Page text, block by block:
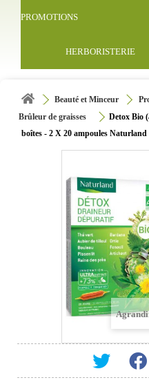
PROMOTIONS
HERBORISTERIE
Beauté et Minceur
Brûleur de graisses
Detox Bio
boîtes - 2 X 20 ampoules Naturland